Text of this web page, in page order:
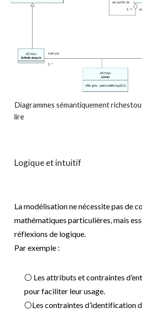
Diagrammes sémantiquement
lire
Logique et intuitif
La modélisation ne nécessite pas de
mathématiques particulières, mais
réflexions de logique.
Par exemple :
⚪ Les attributs et contraintes
pour faciliter leur usage.
⚪Les contraintes d’identification